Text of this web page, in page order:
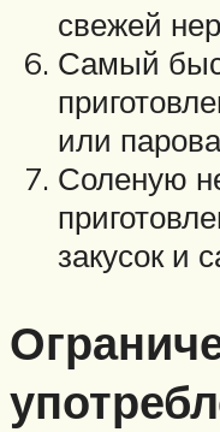
свежей
Самый
или
Соленую
закусок и